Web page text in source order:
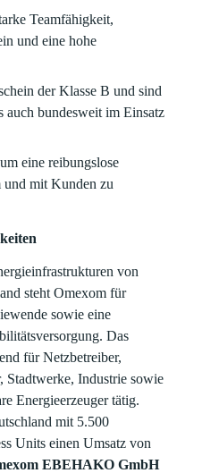
Teamfähigkeit,
und eine hohe
der Klasse B und sind
auch bundesweit im Einsatz
eine reibungslose
mit Kunden zu
von
steht Omexom für
sowie eine
Das
für Netzbetreiber,
Stadtwerke, Industrie sowie
Energieerzeuger tätig.
mit 5.500
Units einen Umsatz von
EBEHAKO GmbH